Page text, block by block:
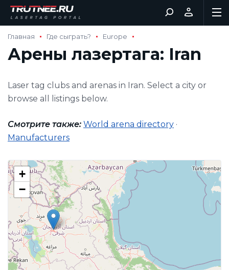
Главная Где сыграть? Europe
Арены лазертага: Iran
Laser tag clubs and arenas in Iran. Select a city or
browse all listings below.
Смотрите также: World arena directory ·
Manufacturers
+
−